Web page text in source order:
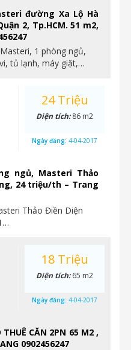
đường Xa Lộ Hà
2, Tp.HCM. 51 m2,
1 phòng ngủ,
tủ lạnh, máy giặt,…
ngủ, Masteri Thảo
24 triệu/th – Trang
Thảo Điền Diện
24 Triệu
Diện tích:86 m2
Ngày đăng: 4-04-2017
CĂN 2PN 65 M2 ,
0902456247
18 Triệu
Diện tích:65 m2
Ngày đăng: 4-04-2017